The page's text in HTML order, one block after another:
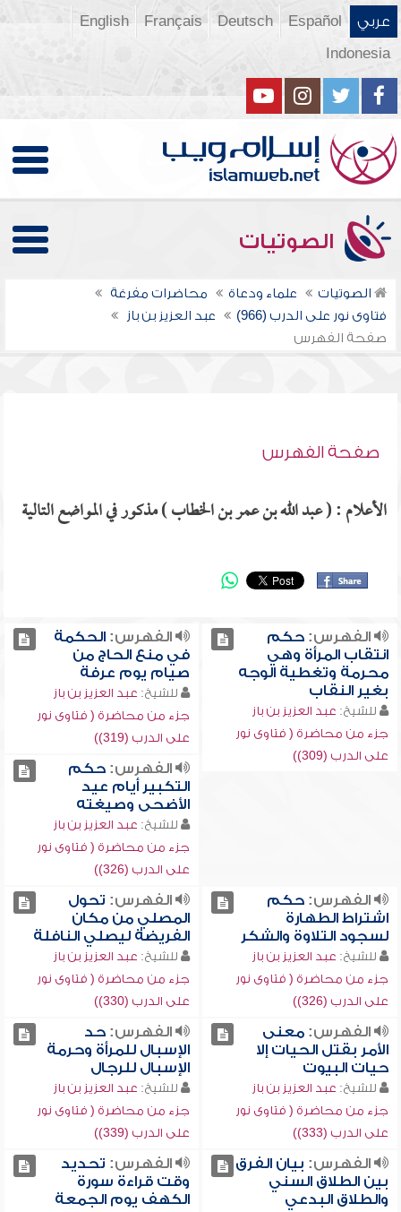
عربي Español
Deutsch
Français
English
Indonesia
الصوتيات
الصوتيات علماء ودعاة
محاضرات مفرغة
فتاوى نور على الدرب (966)
عبد العزيز بن باز
صفحة الفهرس
صفحة الفهرس
الأعلام : ( عبد الله بن عمر بن الخطاب ) مذكور في المواضع التالية
الفهرس:حكم
انتقاب المرأة وهي
محرمة وتغطية الوجه
بغير النقاب
للشيخ: عبد العزيز بن باز
جزء من محاضرة ( فتاوى نور
على الدرب (309))
الفهرس:الحكمة
في منع الحاج من
صيام يوم عرفة
للشيخ: عبد العزيز بن باز
جزء من محاضرة ( فتاوى نور
على الدرب (319))
الفهرس:حكم
التكبير أيام عيد
الأضحى وصيغته
للشيخ: عبد العزيز بن باز
جزء من محاضرة ( فتاوى نور
على الدرب (326))
الفهرس:حكم
اشتراط الطهارة
لسجود التلاوة والشكر
للشيخ: عبد العزيز بن باز
جزء من محاضرة ( فتاوى نور
على الدرب (326))
الفهرس: تحول
المصلي من مكان
الفريضة ليصلي النافلة
للشيخ: عبد العزيز بن باز
جزء من محاضرة ( فتاوى نور
على الدرب (330))
الفهرس:معنى
الأمر بقتل الحيات إلا
حيات البيوت
للشيخ: عبد العزيز بن باز
جزء من محاضرة ( فتاوى نور
على الدرب (333))
الفهرس:حد
الإسبال للمرأة وحرمة
الإسبال للرجال
للشيخ: عبد العزيز بن باز
جزء من محاضرة ( فتاوى نور
على الدرب (339))
الفهرس: بيان الفرق
بين الطلاق السني
والطلاق البدعي
الفهرس: تحديد
وقت قراءة سورة
الكهف يوم الجمعة